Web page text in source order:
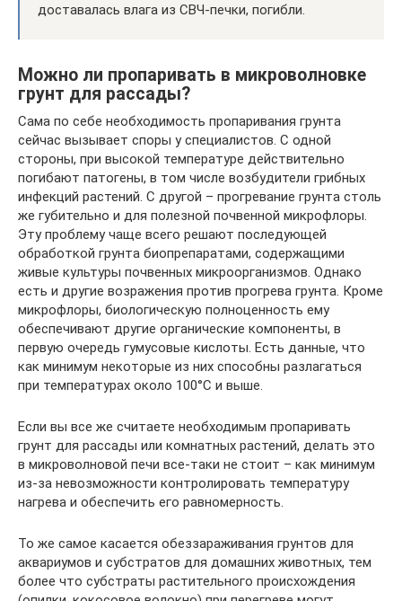
доставалась влага из СВЧ-печки, погибли.
Можно ли пропаривать в микроволновке
грунт для рассады?
Сама по себе необходимость пропаривания грунта
сейчас вызывает споры у специалистов. С одной
стороны, при высокой температуре действительно
погибают патогены, в том числе возбудители грибных
инфекций растений. С другой – прогревание грунта столь
же губительно и для полезной почвенной микрофлоры.
Эту проблему чаще всего решают последующей
обработкой грунта биопрепаратами, содержащими
живые культуры почвенных микроорганизмов. Однако
есть и другие возражения против прогрева грунта. Кроме
микрофлоры, биологическую полноценность ему
обеспечивают другие органические компоненты, в
первую очередь гумусовые кислоты. Есть данные, что
как минимум некоторые из них способны разлагаться
при температурах около 100°С и выше.
Если вы все же считаете необходимым пропаривать
грунт для рассады или комнатных растений, делать это
в микроволновой печи все-таки не стоит – как минимум
из-за невозможности контролировать температуру
нагрева и обеспечить его равномерность.
То же самое касается обеззараживания грунтов для
аквариумов и субстратов для домашних животных, тем
более что субстраты растительного происхождения